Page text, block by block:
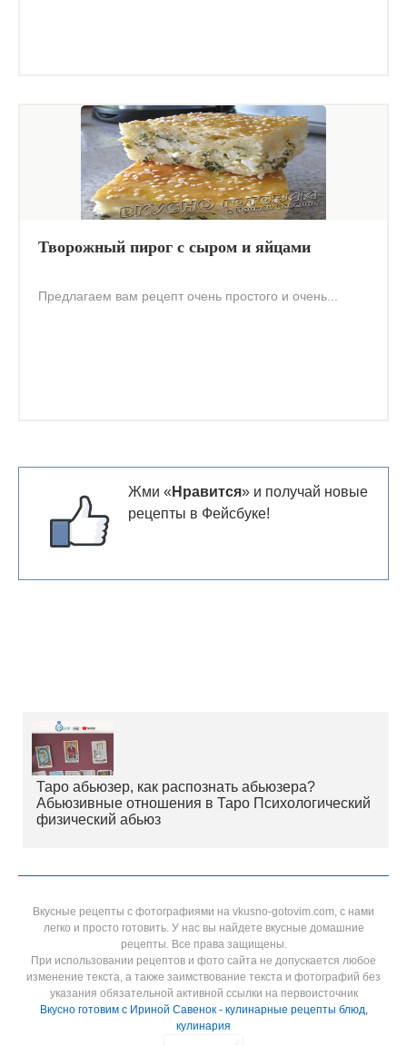
Творожный пирог с сыром и яйцами
Предлагаем вам рецепт очень простого и очень...
Жми « Нравится» и получай новые
рецепты в Фейсбуке!
Таро абьюзер, как распознать абьюзера?
Абьюзивные отношения в Таро Психологический
физический абьюз
Вкусные рецепты с фотографиями на vkusno-gotovim.com, с нами
легко и просто готовить. У нас вы найдете вкусные домашние
рецепты. Все права защищены.
При использовании рецептов и фото сайта не допускается любое
изменение текста, а также заимствование текста и фотографий без
указания обязательной активной ссылки на первоисточник
Вкусно готовим с Ириной Савенок - кулинарные рецепты блюд,
кулинария